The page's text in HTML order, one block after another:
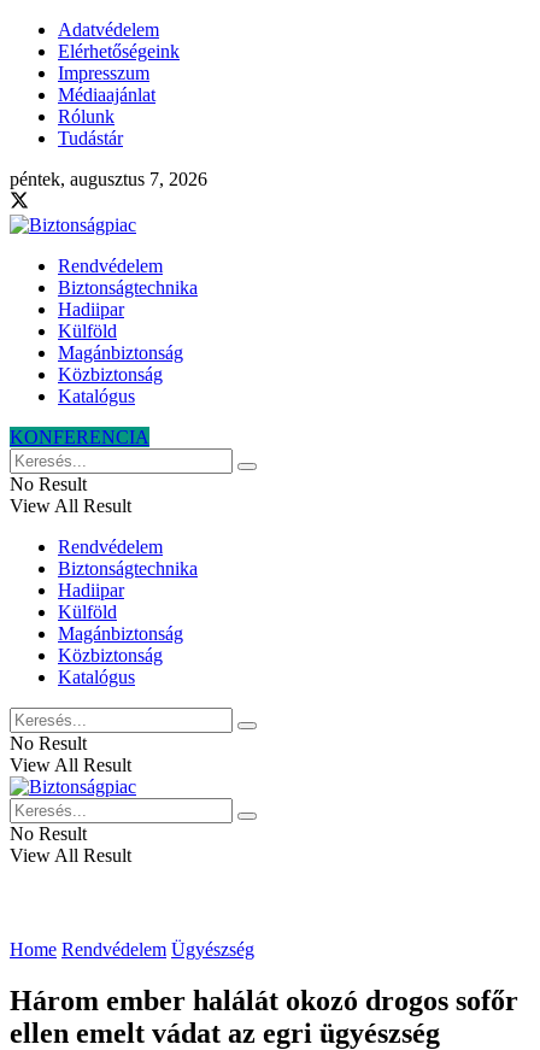
Adatvédelem
Elérhetőségeink
Impresszum
Médiaajánlat
Rólunk
Tudástár
péntek, augusztus 7, 2026
Rendvédelem
Biztonságtechnika
Hadiipar
Külföld
Magánbiztonság
Közbiztonság
Katalógus
KONFERENCIA
No Result
View All Result
Rendvédelem
Biztonságtechnika
Hadiipar
Külföld
Magánbiztonság
Közbiztonság
Katalógus
No Result
View All Result
No Result
View All Result
Home Rendvédelem Ügyészség
Három ember halálát okozó drogos sofőr
ellen emelt vádat az egri ügyészség